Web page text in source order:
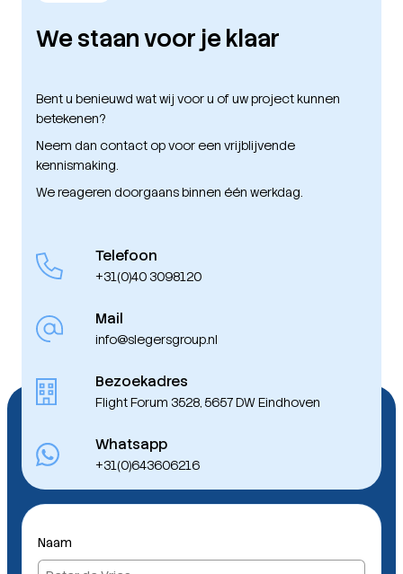
We staan voor je klaar
Bent u benieuwd wat wij voor u of uw project kunnen
betekenen?
Neem dan contact op voor een vrijblijvende
kennismaking.
We reageren doorgaans binnen één werkdag.
Telefoon
+31(0)40 3098120
Mail
info@slegersgroup.nl
Bezoekadres
Flight Forum 3528, 5657 DW Eindhoven
Whatsapp
+31(0)643606216
Naam